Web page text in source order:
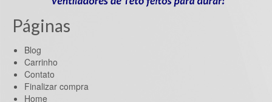
Páginas
Blog
Carrinho
Contato
Finalizar compra
Home